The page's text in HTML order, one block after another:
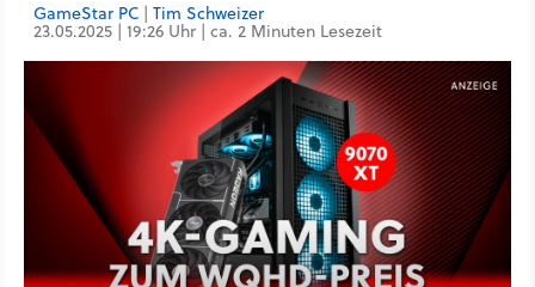
GameStar PC | Tim Schweizer
23.05.2025 | 19:26 Uhr | ca. 2 Minuten Lesezeit